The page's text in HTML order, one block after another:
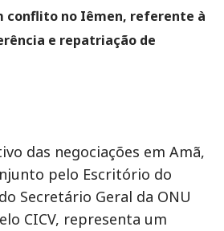
conflito no Iêmen, referente à
e repatriação de
das negociações em Amã,
pelo Escritório do
Secretário Geral da ONU
CICV, representa um